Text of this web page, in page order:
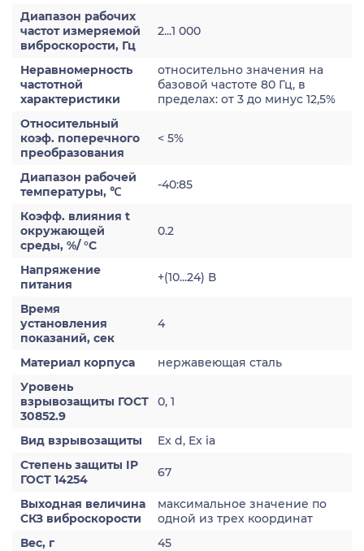
Диапазон рабочих
частот измеряемой
виброскорости, Гц
2...1 000
Неравномерность
частотной
характеристики
относительно значения на
базовой частоте 80 Гц, в
пределах: от 3 до минус 12,5%
Относительный
коэф. поперечного
преобразования
< 5%
Диапазон рабочей
температуры, ℃
-40:85
Коэфф. влияния t
окружающей
среды, %/ °С
0.2
Напряжение
питания
+(10...24) В
Время
установления
показаний, сек
4
Материал корпуса
нержавеющая сталь
Уровень
взрывозащиты ГОСТ
30852.9
0, 1
Вид взрывозащиты
Ex d, Ex ia
Степень защиты IP
ГОСТ 14254
67
Выходная величина
СКЗ виброскорости
максимальное значение по
одной из трех координат
Вес, г
45